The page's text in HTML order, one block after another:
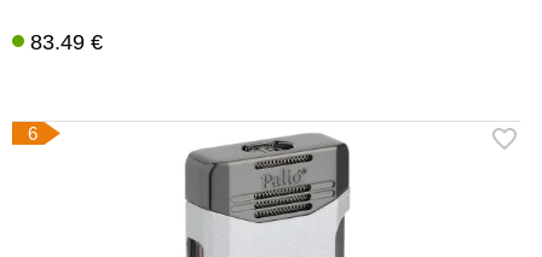
83.49 €
6